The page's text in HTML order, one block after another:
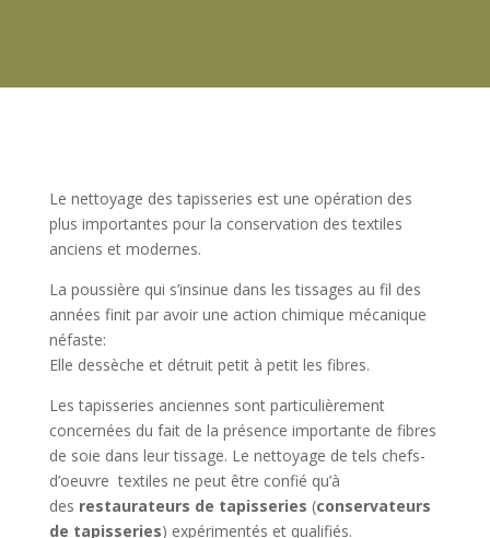
Le nettoyage des tapisseries est une opération des
plus importantes pour la conservation des textiles
anciens et modernes.
La poussière qui s’insinue dans les tissages au fil des
années finit par avoir une action chimique mécanique
néfaste:
Elle dessèche et détruit petit à petit les fibres.
Les tapisseries anciennes sont particulièrement
concernées du fait de la présence importante de fibres
de soie dans leur tissage. Le nettoyage de tels chefs-
d’oeuvre textiles ne peut être confié qu’à
des restaurateurs de tapisseries (conservateurs
de tapisseries) expérimentés et qualifiés.